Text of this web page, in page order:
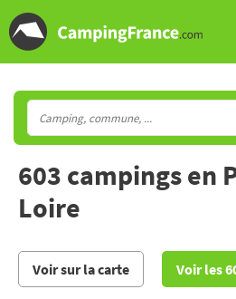
603 campings en
Loire
Voir sur la carte Voir les